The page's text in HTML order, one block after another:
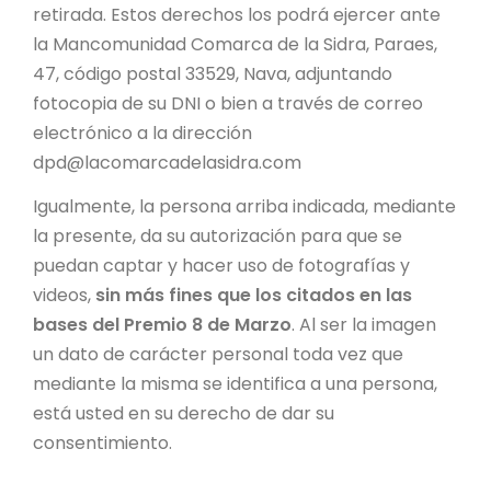
retirada. Estos derechos los podrá ejercer ante
la Mancomunidad Comarca de la Sidra, Paraes,
47, código postal 33529, Nava, adjuntando
fotocopia de su DNI o bien a través de correo
electrónico a la dirección
dpd@lacomarcadelasidra.com
Igualmente, la persona arriba indicada, mediante
la presente, da su autorización para que se
puedan captar y hacer uso de fotografías y
videos, sin más fines que los citados en las
bases del Premio 8 de Marzo. Al ser la imagen
un dato de carácter personal toda vez que
mediante la misma se identifica a una persona,
está usted en su derecho de dar su
consentimiento.